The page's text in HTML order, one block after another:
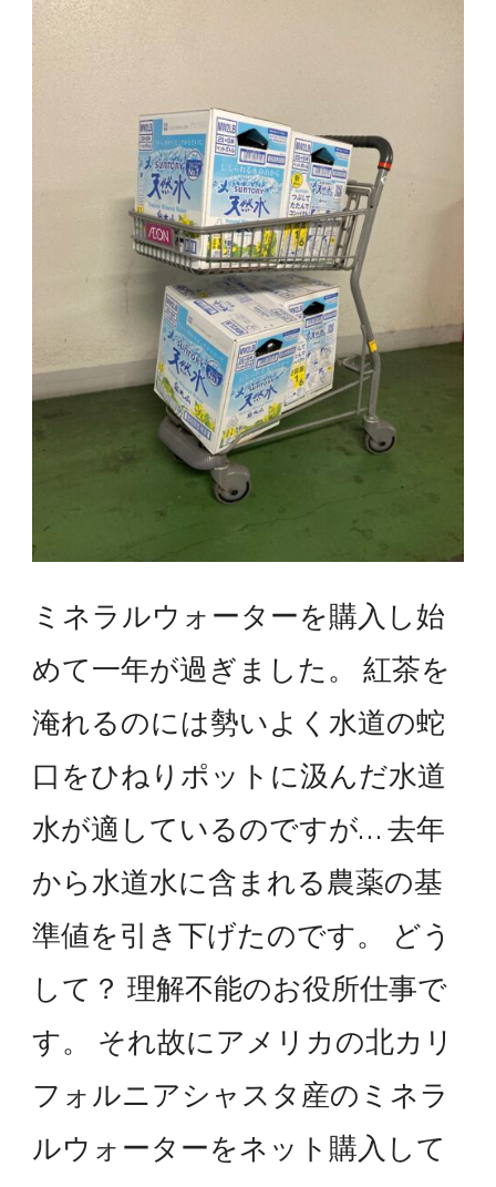
ミネラルウォーターを購入し始
めて一年が過ぎました。 紅茶を
淹れるのには勢いよく水道の蛇
口をひねりポットに汲んだ水道
水が適しているのですが… 去年
から水道水に含まれる農薬の基
準値を引き下げたのです。 どう
して？ 理解不能のお役所仕事で
す。 それ故にアメリカの北カリ
フォルニアシャスタ産のミネラ
ルウォーターをネット購入して